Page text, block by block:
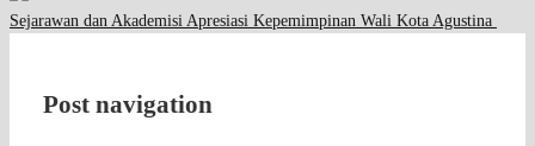
Sejarawan dan Akademisi Apresiasi Kepemimpinan Wali Kota Agustina
Post navigation